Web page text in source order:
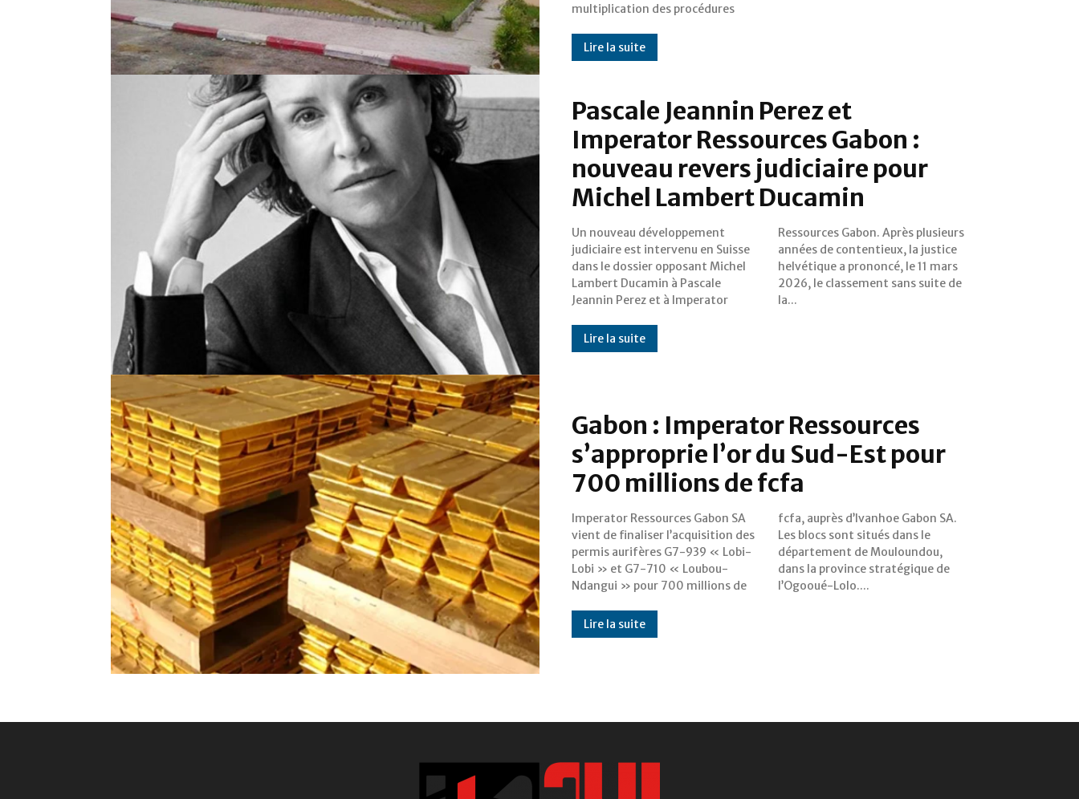
multiplication des procédures
Lire la suite
Pascale Jeannin Perez et
Imperator Ressources Gabon :
nouveau revers judiciaire pour
Michel Lambert Ducamin
Un nouveau développement
judiciaire est intervenu en Suisse
dans le dossier opposant Michel
Lambert Ducamin à Pascale
Jeannin Perez et à Imperator
Ressources Gabon. Après plusieurs
années de contentieux, la justice
helvétique a prononcé, le 11 mars
2026, le classement sans suite de
la...
Lire la suite
Gabon : Imperator Ressources
s’approprie l’or du Sud-Est pour
700 millions de fcfa
Imperator Ressources Gabon SA
vient de finaliser l’acquisition des
permis aurifères G7-939 « Lobi-
Lobi » et G7-710 « Loubou-
Ndangui » pour 700 millions de
fcfa, auprès d’Ivanhoe Gabon SA.
Les blocs sont situés dans le
département de Mouloundou,
dans la province stratégique de
l’Ogooué-Lolo....
Lire la suite